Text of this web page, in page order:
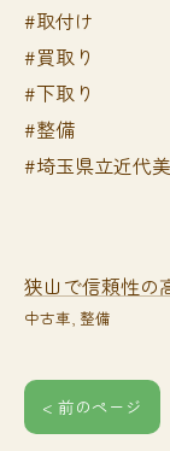
#取付け
#買取り
#下取り
#整備
#埼玉県立近代
狭山で信頼性の
中古車 整備
< 前のページ